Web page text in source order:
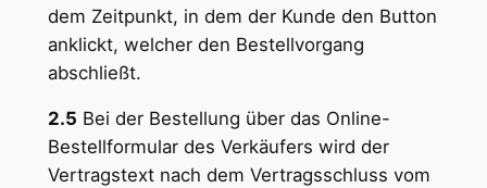
dem Zeitpunkt, in dem der Kunde den Button
anklickt, welcher den Bestellvorgang
abschließt.
2.5 Bei der Bestellung über das Online-
Bestellformular des Verkäufers wird der
Vertragstext nach dem Vertragsschluss vom